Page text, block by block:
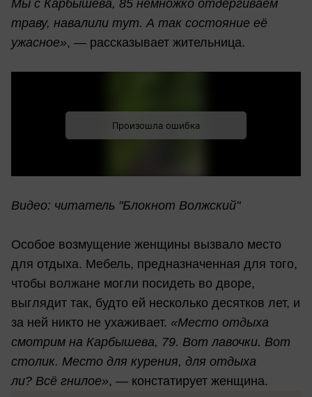
Мы с Карбышева, 85 немножко отдёргиваем
траву, навалили тут. А так состояние её
ужасное», — рассказывает жительница.
Видео: читатель "Блокнот Волжский"
Особое возмущение женщины вызвало место
для отдыха. Мебель, предназначенная для того,
чтобы волжане могли посидеть во дворе,
выглядит так, будто ей несколько десятков лет, и
за ней никто не ухаживает. «Место отдыха
смотрим на Карбышева, 79. Вот лавочки. Вот
столик. Место для курения, для отдыха
ли? Всё гнилое», — констатирует женщина.